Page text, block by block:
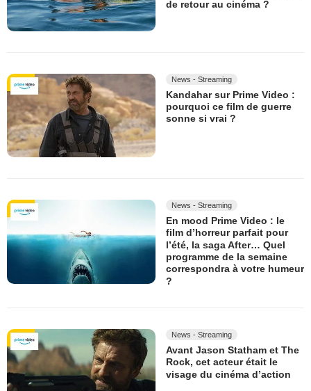
de retour au cinéma ?
News - Streaming
Kandahar sur Prime Video :
pourquoi ce film de guerre
sonne si vrai ?
News - Streaming
En mood Prime Video : le
film d’horreur parfait pour
l’été, la saga After… Quel
programme de la semaine
correspondra à votre humeur
?
News - Streaming
Avant Jason Statham et The
Rock, cet acteur était le
visage du cinéma d’action